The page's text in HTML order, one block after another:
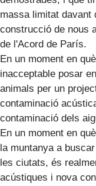
massa limitat davant
construcció de nous
de l'Acord de París.
En un moment en
inacceptable posar
animals per un
contaminació
contaminació dels
En un moment en
la muntanya a
les ciutats, és
acústiques i nova